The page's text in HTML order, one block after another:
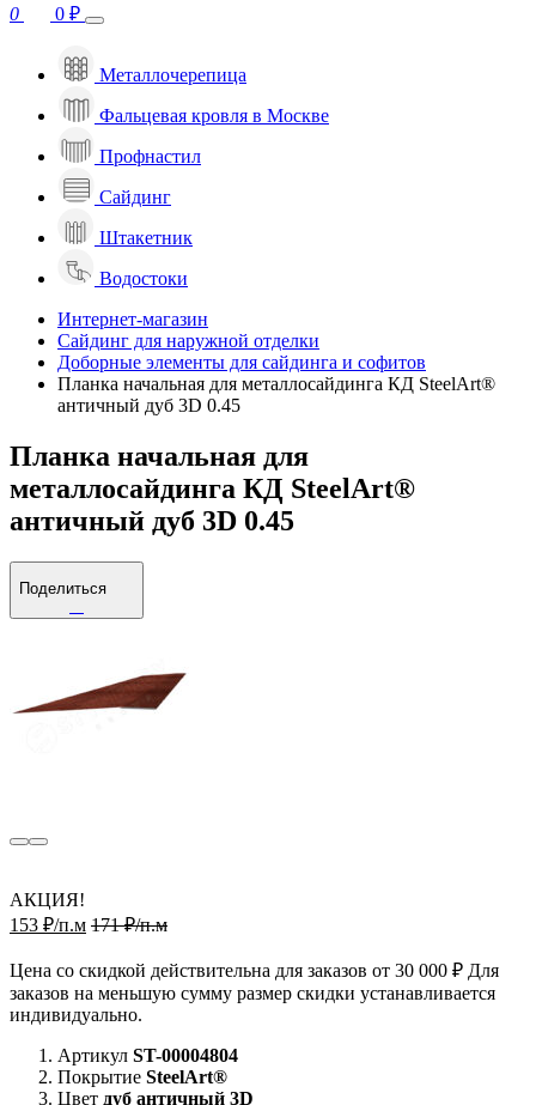
0 0 ₽
Металлочерепица
Фальцевая кровля в Москве
Профнастил
Сайдинг
Штакетник
Водостоки
Интернет-магазин
Сайдинг для наружной отделки
Доборные элементы для сайдинга и софитов
Планка начальная для металлосайдинга КД SteelArt®
античный дуб 3D 0.45
Планка начальная для
металлосайдинга КД SteelArt®
античный дуб 3D 0.45
Поделиться
АКЦИЯ!
153 ₽/п.м 171 ₽/п.м
Цена со скидкой действительна для заказов от 30 000 ₽ Для
заказов на меньшую сумму размер скидки устанавливается
индивидуально.
Артикул ST-00004804
Покрытие SteelArt®
Цвет дуб античный 3D